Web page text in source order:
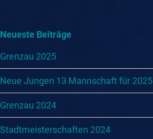
Neueste Beiträge
Grenzau 2025
Neue Jungen 13 Mannschaft für 2025
Grenzau 2024
Stadtmeisterschaften 2024